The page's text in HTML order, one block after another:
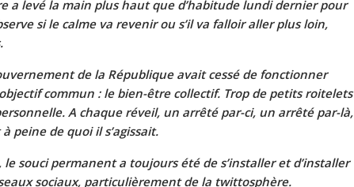
a levé la main plus haut que d’habitude lundi dernier pour
si le calme va revenir ou s’il va falloir aller plus loin,
de la République avait cessé de fonctionner
commun : le bien-être collectif. Trop de petits roitelets
A chaque réveil, un arrêté par-ci, un arrêté par-là,
peine de quoi il s’agissait.
permanent a toujours été de s’installer et d’installer
sociaux, particulièrement de la twittosphère.